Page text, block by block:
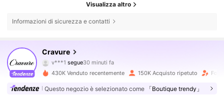
Visualizza altro
Informazioni di sicurezza e contatti
Cravure
v***1segue
m***osta navigando
4.74
121K Follower
430K Venduto recentemente 150K Acquisto ripetuto
Questo negozio è selezionato come 「Boutique trendy」